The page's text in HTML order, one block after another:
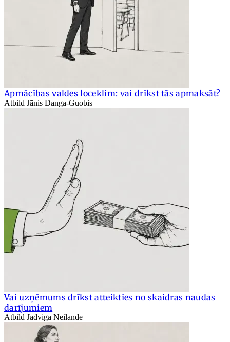
Apmācības valdes loceklim: vai drīkst tās apmaksāt?
Atbild Jānis Danga-Guobis
Vai uzņēmums drīkst atteikties no skaidras naudas
darījumiem
Atbild Jadviga Neilande